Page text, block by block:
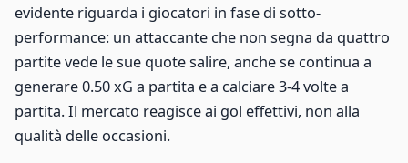
evidente riguarda i giocatori in fase di sotto-
performance: un attaccante che non segna da quattro
partite vede le sue quote salire, anche se continua a
generare 0.50 xG a partita e a calciare 3-4 volte a
partita. Il mercato reagisce ai gol effettivi, non alla
qualità delle occasioni.